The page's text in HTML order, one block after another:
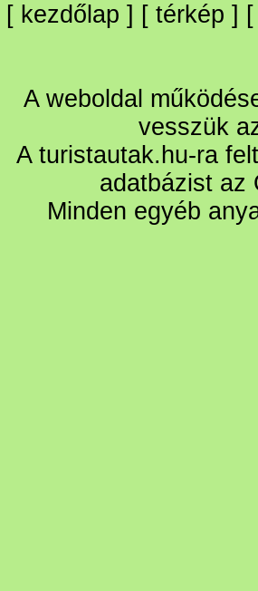
[ kezdőlap ] [ térkép ] [
A weboldal
vesszük
A turistautak.hu-ra
adatbázist az
Minden egyéb